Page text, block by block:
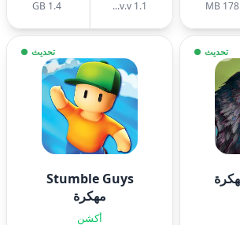
178 MB
v.v 1.1...
1.4 GB
تحديث تحديث
Stumble Guys
مهكرة
أكشن